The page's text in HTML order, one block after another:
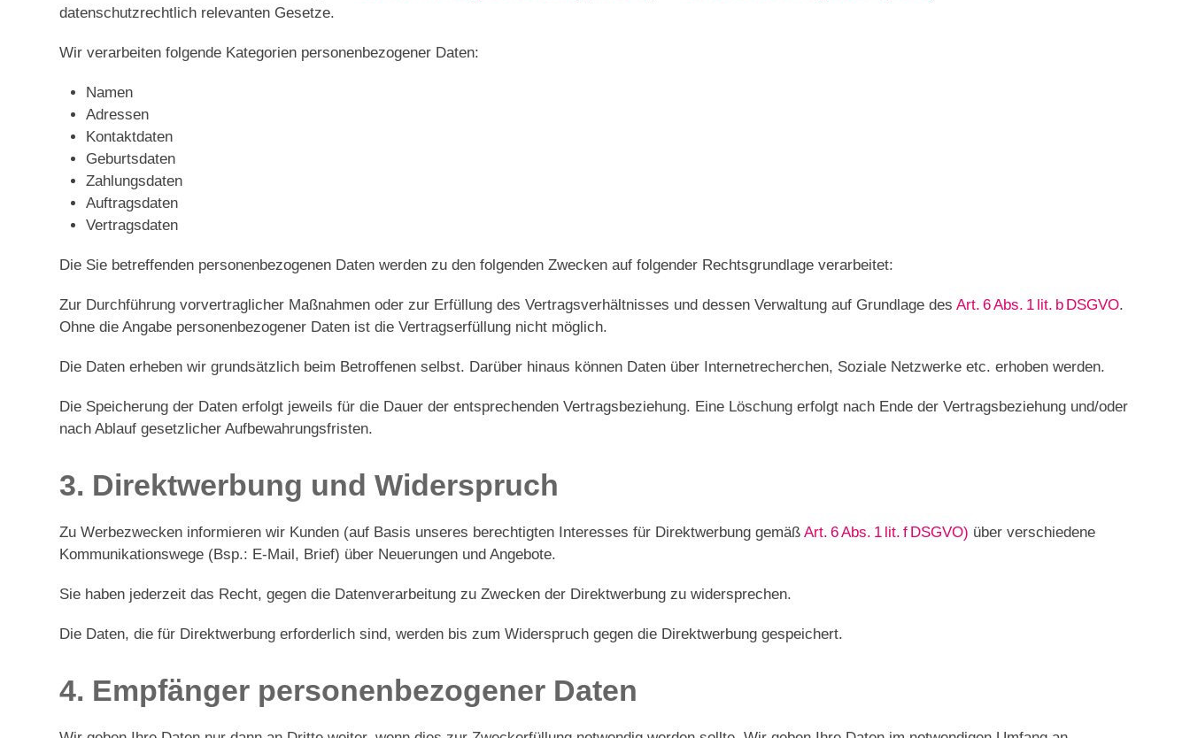
datenschutzrechtlich relevanten Gesetze.
Wir verarbeiten folgende Kategorien personenbezogener Daten:
Namen
Adressen
Kontaktdaten
Geburtsdaten
Zahlungsdaten
Auftragsdaten
Vertragsdaten
Die Sie betreffenden personenbezogenen Daten werden zu den folgenden Zwecken auf folgender Rechtsgrundlage verarbeitet:
Zur Durchführung vorvertraglicher Maßnahmen oder zur Erfüllung des Vertragsverhältnisses und dessen Verwaltung auf Grundlage desArt. 6 Abs. 1 lit. b DSGVO.
Ohne die Angabe personenbezogener Daten ist die Vertragserfüllung nicht möglich.
Die Daten erheben wir grundsätzlich beim Betroffenen selbst. Darüber hinaus können Daten über Internetrecherchen, Soziale Netzwerke etc. erhoben werden.
Die Speicherung der Daten erfolgt jeweils für die Dauer der entsprechenden Vertragsbeziehung. Eine Löschung erfolgt nach Ende der Vertragsbeziehung und/oder
nach Ablauf gesetzlicher Aufbewahrungsfristen.
3. Direktwerbung und Widerspruch
Zu Werbezwecken informieren wir Kunden (auf Basis unseres berechtigten Interesses für Direktwerbung gemäßArt. 6 Abs. 1 lit. f DSGVO) über verschiedene
Kommunikationswege (Bsp.: E-Mail, Brief) über Neuerungen und Angebote.
Sie haben jederzeit das Recht, gegen die Datenverarbeitung zu Zwecken der Direktwerbung zu widersprechen.
Die Daten, die für Direktwerbung erforderlich sind, werden bis zum Widerspruch gegen die Direktwerbung gespeichert.
4. Empfänger personenbezogener Daten